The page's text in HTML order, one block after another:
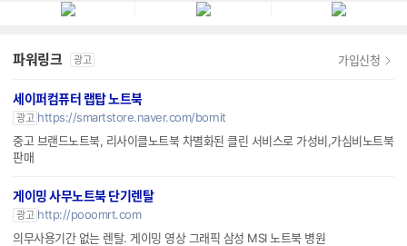
파워링크 광고 가입신청
세이퍼컴퓨터 랩탑 노트북
광고 https://smartstore.naver.com/bornit
중고 브랜드노트북, 리사이클노트북 차별화된 클린 서비스로 가성비,가심비노트북
판매
게이밍 사무노트북 단기렌탈
광고 http://pooomrt.com
의무사용기간 없는 렌탈. 게이밍 영상 그래픽 삼성 MSI 노트북 병원